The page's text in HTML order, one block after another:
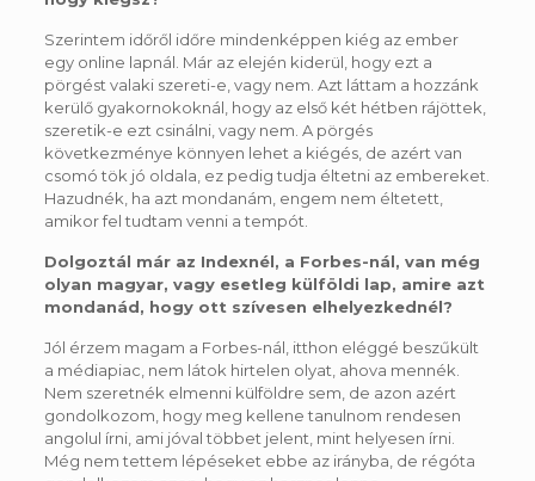
Szerintem időről időre mindenképpen kiég az ember
egy online lapnál. Már az elején kiderül, hogy ezt a
pörgést valaki szereti-e, vagy nem. Azt láttam a hozzánk
kerülő gyakornokoknál, hogy az első két hétben rájöttek,
szeretik-e ezt csinálni, vagy nem. A pörgés
következménye könnyen lehet a kiégés, de azért van
csomó tök jó oldala, ez pedig tudja éltetni az embereket.
Hazudnék, ha azt mondanám, engem nem éltetett,
amikor fel tudtam venni a tempót.
Dolgoztál már az Indexnél, a Forbes-nál, van még
olyan magyar, vagy esetleg külföldi lap, amire azt
mondanád, hogy ott szívesen elhelyezkednél?
Jól érzem magam a Forbes-nál, itthon eléggé beszűkült
a médiapiac, nem látok hirtelen olyat, ahova mennék.
Nem szeretnék elmenni külföldre sem, de azon azért
gondolkozom, hogy meg kellene tanulnom rendesen
angolul írni, ami jóval többet jelent, mint helyesen írni.
Még nem tettem lépéseket ebbe az irányba, de régóta